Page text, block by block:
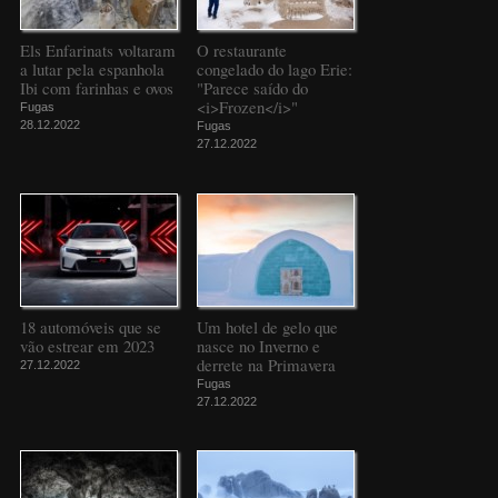
Els Enfarinats voltaram
a lutar pela espanhola
Ibi com farinhas e ovos
Fugas
28.12.2022
O restaurante
congelado do lago Erie:
"Parece saído do
<i>Frozen</i>"
Fugas
27.12.2022
18 automóveis que se
vão estrear em 2023
27.12.2022
Um hotel de gelo que
nasce no Inverno e
derrete na Primavera
Fugas
27.12.2022